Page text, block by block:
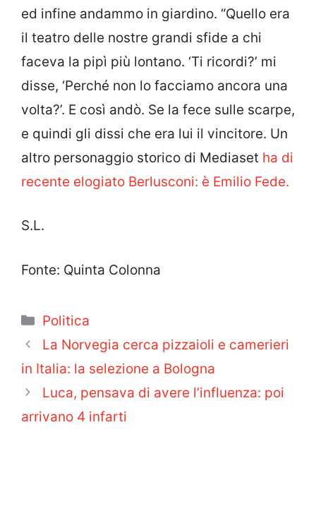
ed infine andammo in giardino. “Quello era
il teatro delle nostre grandi sfide a chi
faceva la pipì più lontano. ‘Ti ricordi?’ mi
disse, ‘Perché non lo facciamo ancora una
volta?’. E così andò. Se la fece sulle scarpe,
e quindi gli dissi che era lui il vincitore. Un
altro personaggio storico di Mediaset ha di
recente elogiato Berlusconi: è Emilio Fede.
S.L.
Fonte: Quinta Colonna
Categorie
Politica
La Norvegia cerca pizzaioli e camerieri
in Italia: la selezione a Bologna
Luca, pensava di avere l’influenza: poi
arrivano 4 infarti